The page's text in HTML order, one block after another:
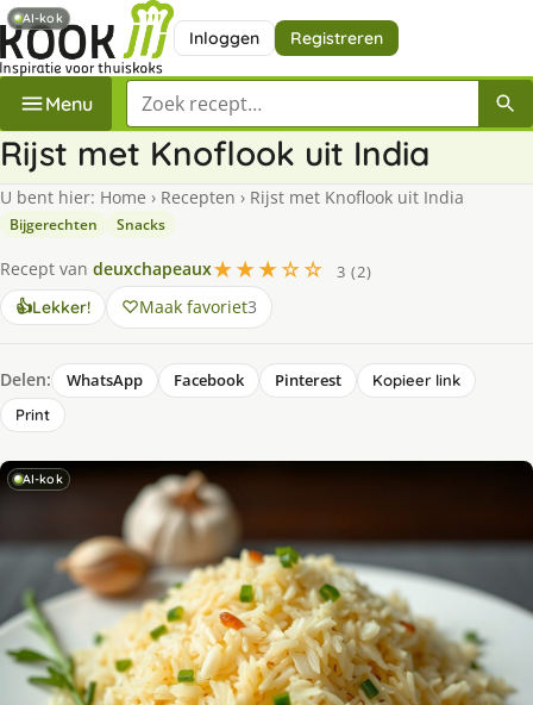
Inloggen Registreren
Menu Zoek een recept
Rijst met Knoflook uit India
U bent hier: Home › Recepten › Rijst met Knoflook uit India
Bijgerechten Snacks
Recept van deuxchapeaux★★★☆☆
3 (2)
👍Lekker! Maak favoriet3
Delen: WhatsApp Facebook Pinterest
Kopieer link
Print
AI-kok
AI-kok